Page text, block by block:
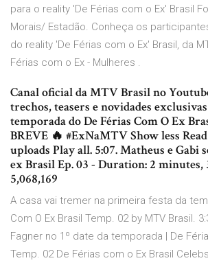
para o reality 'De Férias com o Ex' Brasil
Morais/ Estadão. Conheça os
do reality 'De Férias com o Ex' Brasil, da
Férias com o Ex - Mulheres .
Canal oficial da MTV Brasil no
trechos, teasers e novidades
temporada do De Férias Com O Ex
BREVE 🔥 #ExNaMTV Show less
uploads Play all. 5:07. Matheus e Gabi
ex Brasil Ep. 03 - Duration: 2 minutes,
5,068,169
A casa vai tremer na primeira festa da
Com O Ex Brasil Temp. 02 by MTV Brasil.
Fagner no 1º date da temporada | De
Temp. 02 De Férias com o Ex Brasil